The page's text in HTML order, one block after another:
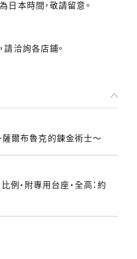
本時間，敬請留意。
洽詢各店鋪。
爾布魯克的鍊金術士～
例・附專用台座・全高：約